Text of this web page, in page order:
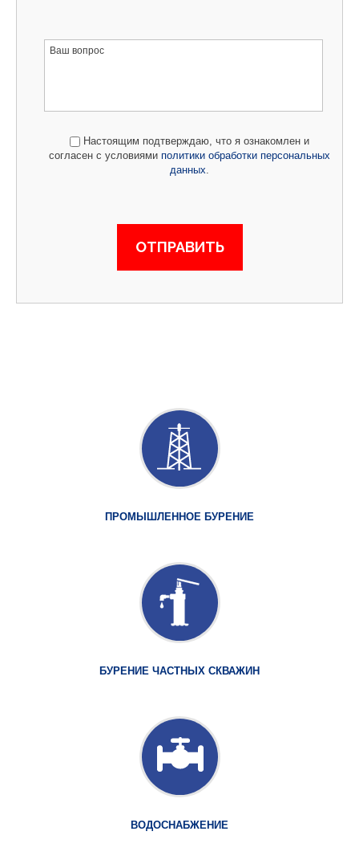
Настоящим подтверждаю, что я ознакомлен и
согласен с условиями политики обработки персональных
данных
ПРОМЫШЛЕННОЕ БУРЕНИЕ
БУРЕНИЕ ЧАСТНЫХ СКВАЖИН
ВОДОСНАБЖЕНИЕ